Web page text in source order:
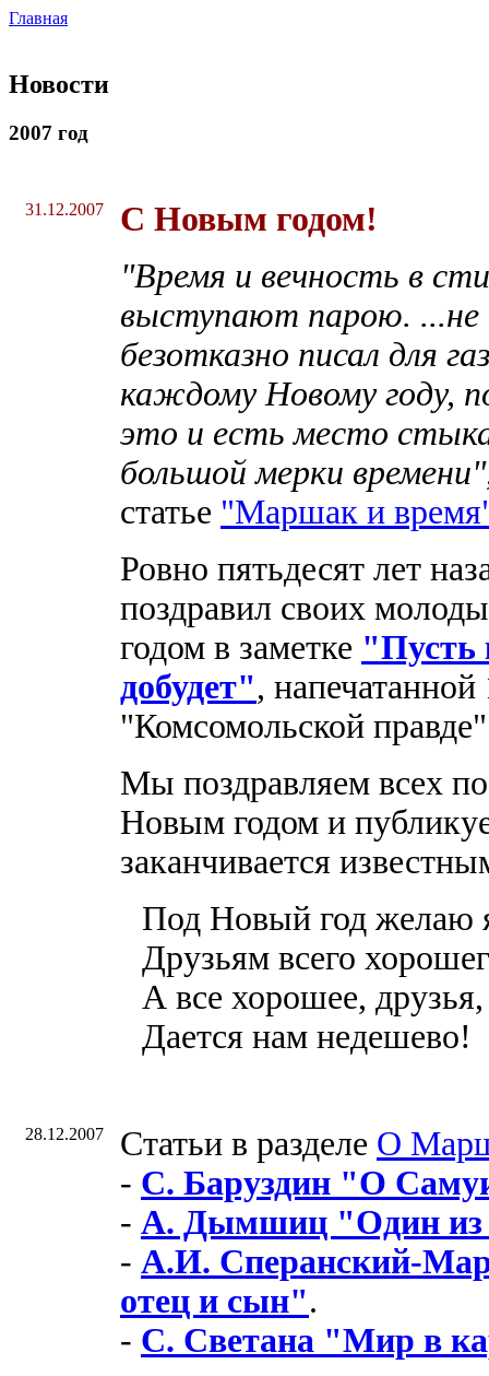
Главная
Новости
2007 год
31.12.2007
С Новым годом!
"Время и вечность в
выступают парою. ...не
безотказно писал для
каждому Новому году,
это и есть место
большой мерки
статье "Маршак и
Ровно пятьдесят лет
поздравил своих
годом в заметке "Пусть
добудет", напечатанной
"Комсомольской
Мы поздравляем всех
Новым годом и
заканчивается
Под Новый год желаю
Друзьям всего
А все хорошее, друзья,
Дается нам недешево!
28.12.2007 Cтатьи в разделе О
- С. Баруздин "О
- А. Дымшиц "Один из
- А.И. Сперанский-
отец и сын".
- С. Светана "Мир в